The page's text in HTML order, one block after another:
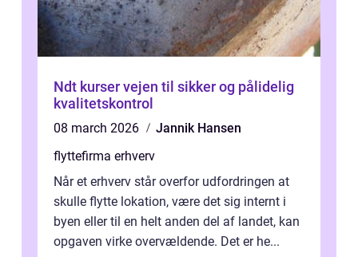
Ndt kurser vejen til sikker og pålidelig
kvalitetskontrol
08 march 2026
Jannik Hansen
flyttefirma erhverv
Når et erhverv står overfor udfordringen at
skulle flytte lokation, være det sig internt i
byen eller til en helt anden del af landet, kan
opgaven virke overvældende. Det er he...